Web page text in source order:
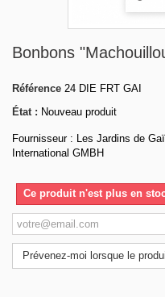
Bonbons
Référence 24 DIE FRT GAI
État : Nouveau produit
Fournisseur : Les Jardins de
International GMBH
Ce produit n'est plus en
Prévenez-moi lorsque le